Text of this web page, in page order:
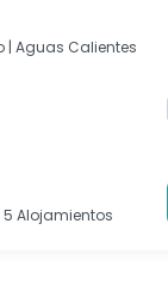
| Aguas Calientes
5 Alojamientos